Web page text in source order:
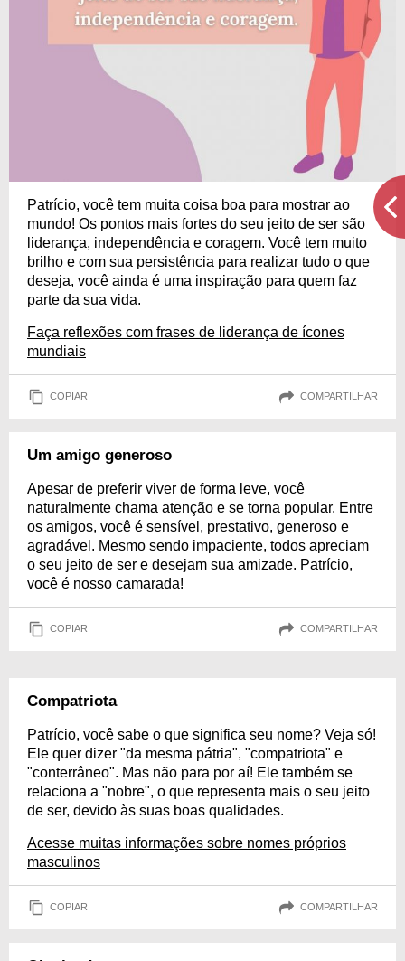
Patrício, você tem muita coisa boa para mostrar ao
mundo! Os pontos mais fortes do seu jeito de ser são
liderança, independência e coragem. Você tem muito
brilho e com sua persistência para realizar tudo o que
deseja, você ainda é uma inspiração para quem faz
parte da sua vida.
Faça reflexões com frases de liderança de ícones
mundiais
COPIAR COMPARTILHAR
Um amigo generoso
Apesar de preferir viver de forma leve, você
naturalmente chama atenção e se torna popular. Entre
os amigos, você é sensível, prestativo, generoso e
agradável. Mesmo sendo impaciente, todos apreciam
o seu jeito de ser e desejam sua amizade. Patrício,
você é nosso camarada!
COPIAR COMPARTILHAR
Compatriota
Patrício, você sabe o que significa seu nome? Veja só!
Ele quer dizer "da mesma pátria", "compatriota" e
"conterrâneo". Mas não para por aí! Ele também se
relaciona a "nobre", o que representa mais o seu jeito
de ser, devido às suas boas qualidades.
Acesse muitas informações sobre nomes próprios
masculinos
COPIAR COMPARTILHAR